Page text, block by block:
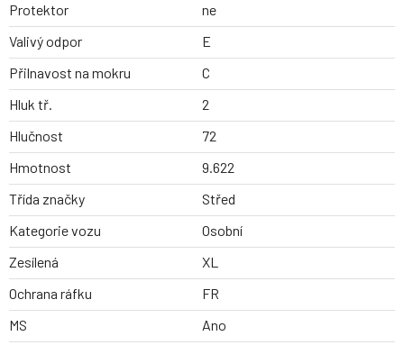
Protektor
ne
Valivý odpor
E
Přilnavost na mokru
C
Hluk tř.
2
Hlučnost
72
Hmotnost
9.622
Třída značky
Střed
Kategorie vozu
Osobní
Zesílená
XL
Ochrana ráfku
FR
MS
Ano